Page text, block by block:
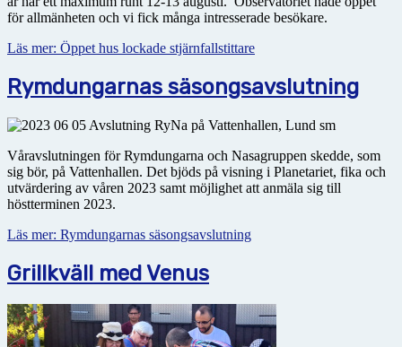
för allmänheten och vi fick många intresserade besökare.
Läs mer: Öppet hus lockade stjärnfallstittare
Rymdungarnas säsongsavslutning
Våravslutningen för Rymdungarna och Nasagruppen skedde, som
sig bör, på Vattenhallen. Det bjöds på visning i Planetariet, fika och
utvärdering av våren 2023 samt möjlighet att anmäla sig till
höstterminen 2023.
Läs mer: Rymdungarnas säsongsavslutning
Grillkväll med Venus